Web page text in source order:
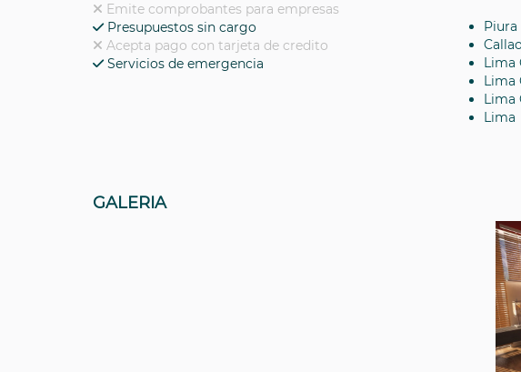
Emite comprobantes para empresas
Presupuestos sin cargo
Acepta pago con tarjeta de credito
Servicios de emergencia
Piura
Callao
Lima
Lima
Lima
Lima
GALERIA